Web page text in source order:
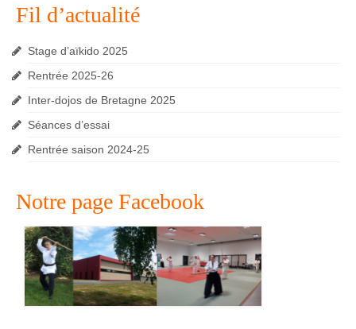
Fil d’actualité
Stage d’aïkido 2025
Rentrée 2025-26
Inter-dojos de Bretagne 2025
Séances d’essai
Rentrée saison 2024-25
Notre page Facebook